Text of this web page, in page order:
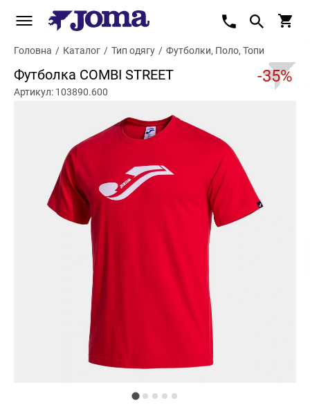
Головна / Каталог / Тип одягу / Футболки, Поло, Топи
Футболка COMBI STREET -35%
Артикул: 103890.600